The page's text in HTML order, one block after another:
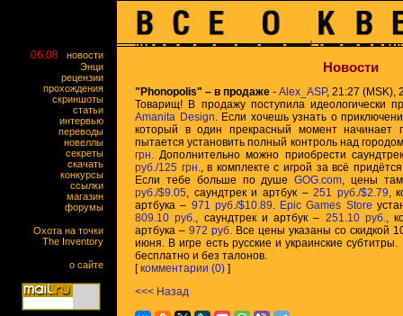
06.08
новости
Энци
рецензии
прохождения
скриншоты
статьи
интервью
переводы
новеллы
секреты
скачать
конкурсы
ссылки
магазин
форумы
Охота на точки
The Inventory
о сайте
Новости
"Phonopolis" – в продаже - Alex_ASP, 21:27 (MSK),
Товарищ! В продажу поступила идеологически
Amanita Design. Если хочешь узнать о
который в один прекрасный момент начинает
пытается установить полный контроль над
грн. Дополнительно можно приобрести
руб./125 грн., в комплекте с игрой за всё
Если тебе больше по душеGOG.com, цены
руб./$9.05, саундтрек и артбук –251 руб./$2.79,
артбука – 971 руб./$10.89. Epic Games Store
809.10 руб., саундтрек и артбук – 251.10 руб.,
артбука – 972 руб. Все цены указаны со скидкой
июня. В игре есть русские и украинские субтитры.
бесплатно и без талонов.
[комментарии (0) ]
<<< Назад